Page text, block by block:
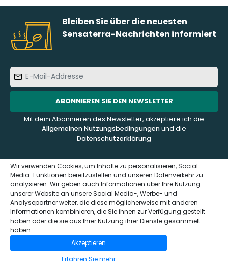
Bleiben Sie über die neuesten
Sensaterra-Nachrichten informiert
Mail-
Addresse
ABONNIEREN SIE DEN NEWSLETTER
Mit dem Abonnieren des Newsletter, akzeptiere ich die
Allgemeinen Nutzungsbedingungenund die
Datenschutzerklärung
KUNDENDIENST
Kontaktieren Sie uns
Impressum und
Datenschutzerklärung
(GDPR)
ÜBER UNS
Häufig gestellte Fragen -
FAQ
Wir verwenden Cookies, um Inhalte zu personalisieren, Social-
Media-Funktionen bereitzustellen und unseren Datenverkehr zu
analysieren. Wir geben auch Informationen über Ihre Nutzung
unserer Website an unsere Social Media-, Werbe- und
Analysepartner weiter, die diese möglicherweise mit anderen
Informationen kombinieren, die Sie ihnen zur Verfügung gestellt
haben oder die sie aus Ihrer Nutzung ihrer Dienste gesammelt
haben.
Akzeptieren
Erfahren Sie mehr